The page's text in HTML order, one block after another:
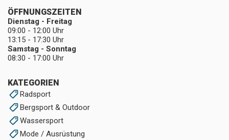
KATEGORIEN
Radsport
Bergsport & Outdoor
Wassersport
Mode / Ausrüstung
ÖFFNUNGSZEITEN
Dienstag - Freitag
09:00 - 12:00 Uhr
13:15 - 17:30 Uhr
Samstag - Sonntag
08:30 - 17:00 Uhr